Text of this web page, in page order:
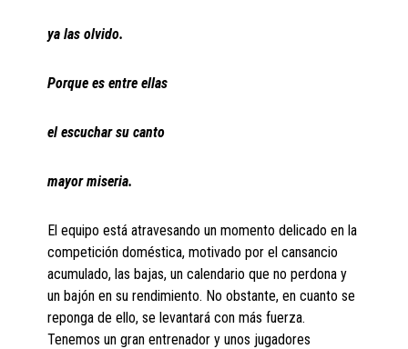
ya las olvido.
Porque es entre ellas
el escuchar su canto
mayor miseria.
El equipo está atravesando un momento delicado en la
competición doméstica, motivado por el cansancio
acumulado, las bajas, un calendario que no perdona y
un bajón en su rendimiento. No obstante, en cuanto se
reponga de ello, se levantará con más fuerza.
Tenemos un gran entrenador y unos jugadores